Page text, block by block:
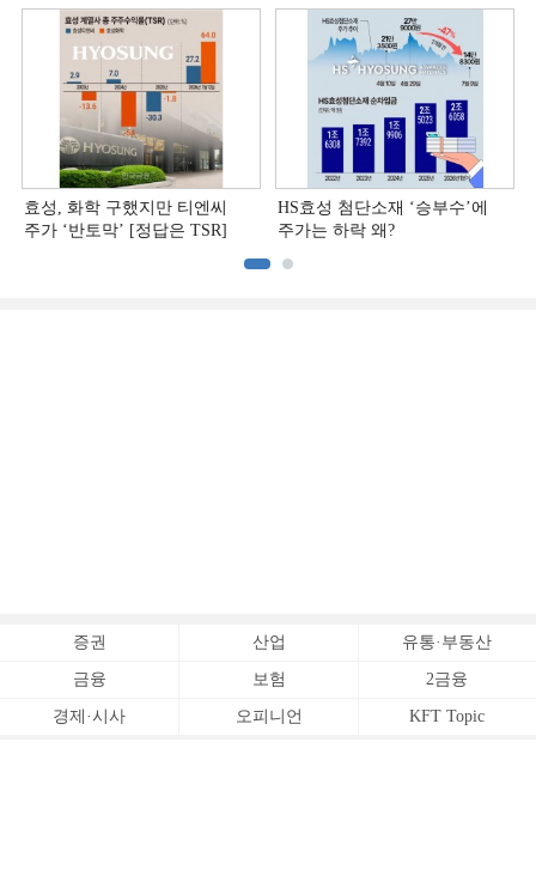
효성, 화학 구했지만 티엔씨
주가 ‘반토막’ [정답은 TSR]
HS효성 첨단소재 ‘승부수’에
주가는 하락 왜?
증권 산업 유통·부동산
금융 보험 2금융
경제·시사 오피니언 KFT Topic